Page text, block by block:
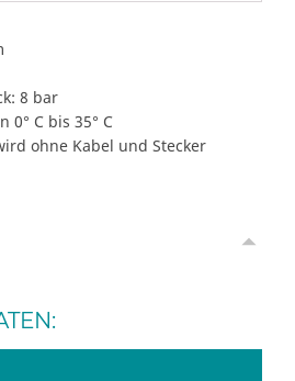
8 bar
0° C bis 35° C
ohne Kabel und Stecker